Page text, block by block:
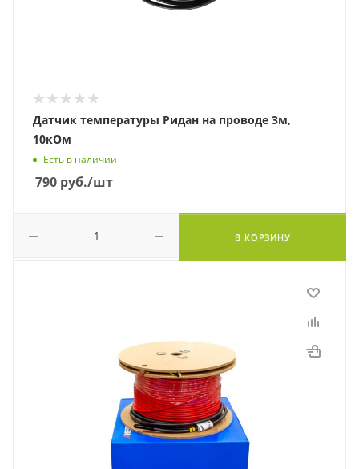
Датчик температуры Ридан на проводе 3м,
10кОм
Есть в наличии
790 руб./шт
В КОРЗИНУ